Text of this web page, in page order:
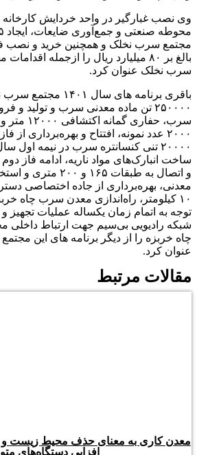
وی نصب غبارگیر در واحد خردایش
مجتمع سرب نخلک و همچنین خرید و نصب
بالغ بر ۸۰ میلیارد ریال را ازجمله
سرب نخلک عنوان کرد.
باقری برنامه های
سرب، حفاری
۲۰۰۰ عدد نمونه، افتتاح و بهره‌برداری
ساخت انبارک‌های مواد ناریه، ادامه فاز
معدنی، بهره‌برداری از جاده اختصاصی
توجه به اتمام زمان یکساله عملیات تجهیز و
شبکه رادیویی بی‌سیم جهت ارتباط داخلی
چاه خربزه را از دیگر برنامه های این
عنوان کرد.
مقالات مرتبط
معدن کاری به معنای حذف محیط زیست و
افزایی دستگاه‌های